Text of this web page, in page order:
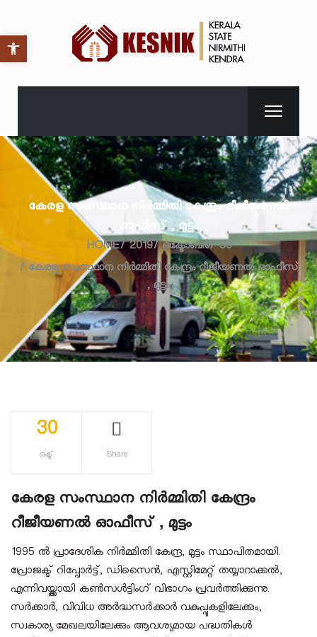
Open toolbar
കേരള സംസ്ഥാന നിർമ്മിതി കേന്ദ്രം റീജീയണൽ
ഓഫീസ് , മുട്ടം
HOME 2019 ഒക്ടോബർ
30
കേരള സംസ്ഥാന നിർമ്മിതി കേന്ദ്രം റീജീയണൽ ഓഫീസ്
, മുട്ടം
30
ഒക്ട് Share
കേരള സംസ്ഥാന നിർമ്മിതി കേന്ദ്രം
റീജീയണൽ ഓഫീസ് , മുട്ടം
1995 ല്‍ പ്രാദേശിക നിര്‍മ്മിതി കേന്ദ്ര, മുട്ടം സ്ഥാപിതമായി.
പ്രോജക്ട് റിപ്പോര്‍ട്ട്, ഡിസൈന്‍, എസ്റ്റിമേറ്റ് തയ്യാറാക്കല്‍,
എന്നിവയ്ക്കായി കണ്‍സള്‍ട്ടിംഗ് വിഭാഗം പ്രവര്‍ത്തിക്കുന്നു.
സര്‍ക്കാര്‍, വിവിധ അര്‍ദ്ധസര്‍ക്കാര്‍ വകുപ്പുകളിലേക്കും,
സ്വകാര്യ മേഖലയിലേക്കും ആവശ്യമായ പദ്ധതികള്‍